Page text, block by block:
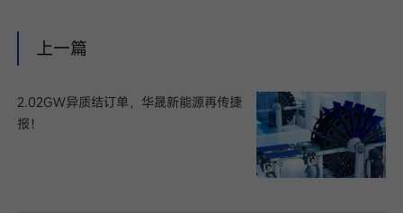
上一篇
2.02GW异质结订单，华晟新能源再传捷
报！